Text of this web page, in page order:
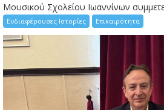
Μουσικού Σχολείου Ιωαννίνων
Ενδιαφέρουσες Ιστορίες Επικαιρότητα